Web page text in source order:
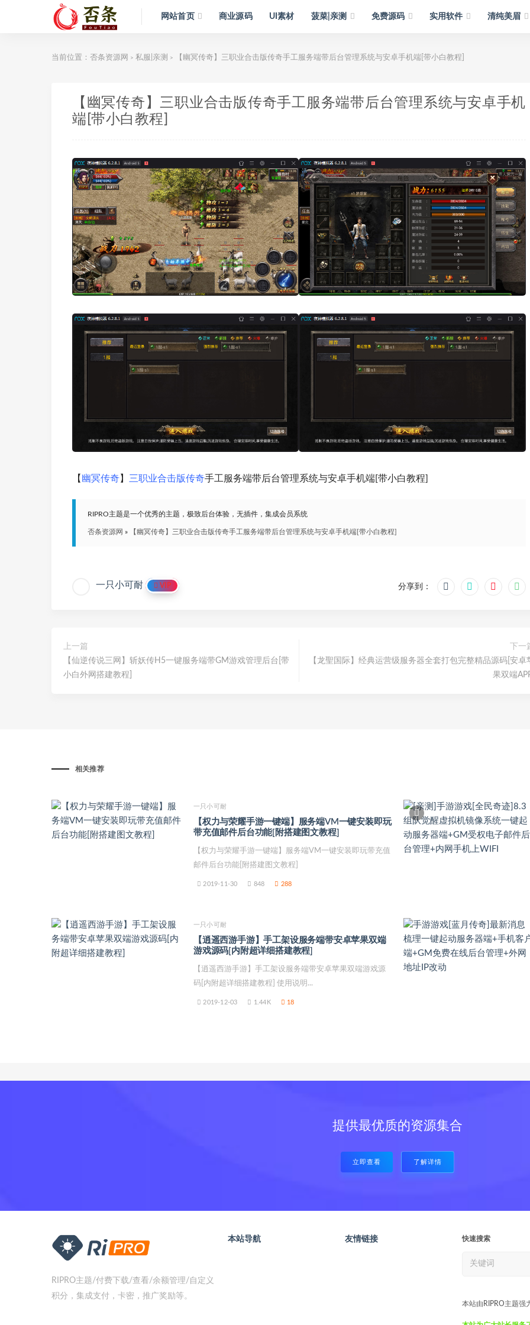
网站首页 商业源码 UI素材 菠菜|亲测 免费源码 实用软件 清纯美眉
当前位置： 否条资源网 > 私服|亲测 > 【幽冥传奇】三职业合击版传奇手工服务端带后台管理系统与安卓手机端[带小白教程]
【幽冥传奇】三职业合击版传奇手工服务端带后台管理系统与安卓手机
端[带小白教程]
【 幽冥传奇】 三职业合击版传奇手工服务端带后台管理系统与安卓手机端[带小白教程]
RIPRO主题是一个优秀的主题，极致后台体验，无插件，集成会员系统
否条资源网 » 【幽冥传奇】三职业合击版传奇手工服务端带后台管理系统与安卓手机端[带小白教程]
一只小可耐 VIP 分享到：
上一篇
【仙逆传说三网】斩妖传H5一键服务端带GM游戏管理后台[带
小白外网搭建教程]
下一
【龙聖国际】经典运营级服务器全套打包完整精品源码[安卓
果双端
相关推荐
一只小可耐
【权力与荣耀手游一键端】服务端VM一键安装即玩
带充值邮件后台功能[附搭建图文教程]
【权力与荣耀手游一键端】服务端VM一键安装即玩带充值
邮件后台功能[附搭建图文教程]
2019-11-30 848 288
一只小可耐
【逍遥西游手游】手工架设服务端带安卓苹果双端
游戏源码[内附超详细搭建教程]
【逍遥西游手游】手工架设服务端带安卓苹果双端游戏源
码[内附超详细搭建教程] 使用说明...
2019-12-03 1.44K 18
提供最优质的资源集合
立即查看 了解详情
RIPRO主题/付费下载/查看/余额管理/自定义
积分，集成支付，卡密，推广奖励等。
本站导航 友情链接 快速搜索
本站由RIPRO主题强